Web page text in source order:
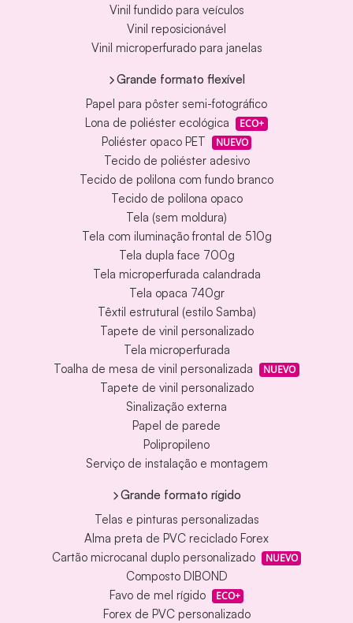
Vinil fundido para veículos
Vinil reposicionável
Vinil microperfurado para janelas
Grande formato flexível
Papel para pôster semi-fotográfico
Lona de poliéster ecológica
ECO+
Poliéster opaco PET NUEVO
Tecido de poliéster adesivo
Tecido de polilona com fundo branco
Tecido de polilona opaco
Tela (sem moldura)
Tela com iluminação frontal de 510g
Tela dupla face 700g
Tela microperfurada calandrada
Tela opaca 740gr
Têxtil estrutural (estilo Samba)
Tapete de vinil personalizado
Tela microperfurada
Toalha de mesa de vinil personalizada
NUEVO
Tapete de vinil personalizado
Sinalização externa
Papel de parede
Polipropileno
Serviço de instalação e montagem
Grande formato rígido
Telas e pinturas personalizadas
Alma preta de PVC reciclado Forex
Cartão microcanal duplo personalizado
NUEVO
Composto DIBOND
Favo de mel rígido
ECO+
Forex de PVC personalizado